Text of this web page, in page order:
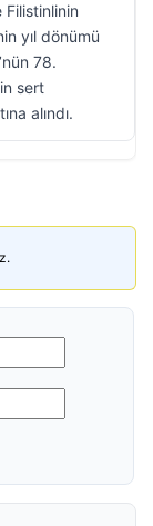
Filistinlinin
yıl dönümü
78.
sert
alındı.